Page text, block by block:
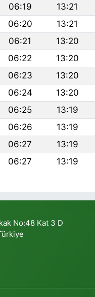
06:19 13:21
06:20 13:21
06:21 13:20
06:22 13:20
06:23 13:20
06:24 13:20
06:25 13:19
06:26 13:19
06:27 13:19
06:27 13:19
No:48 Kat 3 D